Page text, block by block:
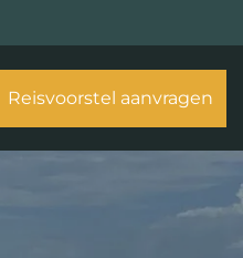
Reisvoorstel aanvragen